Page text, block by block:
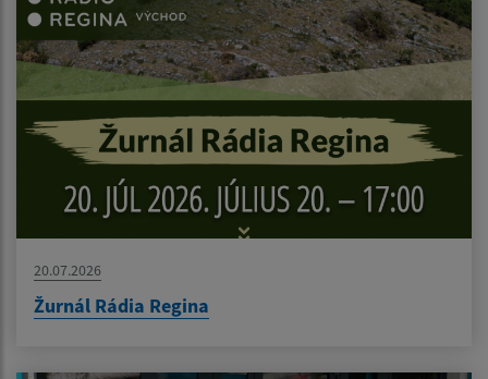
20.07.2026
Žurnál Rádia Regina